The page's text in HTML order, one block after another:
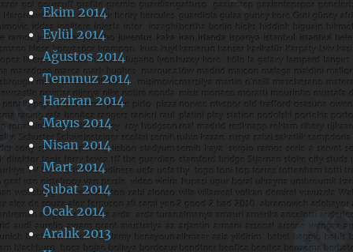
Ekim 2014
Eylül 2014
Ağustos 2014
Temmuz 2014
Haziran 2014
Mayıs 2014
Nisan 2014
Mart 2014
Şubat 2014
Ocak 2014
Aralık 2013